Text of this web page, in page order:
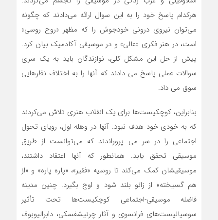
هرکدام پاسخ خود را به این سوال ارائه می‌دادند که چگونه
می‌توان نیروی درونی خودجوش را که مظهر «روح روسی»
است، در هنر فکری «عالی» و در موسیقی آکادمیک بیان کرد.
پیش از حل این مشکل کلی، نوازندگان باید به یک سری
سوالات عملی پاسخ می دادند که آنها را به اختلاف نظرهایی
سوق می داد.
بنابراین، کوچکیست‌ها برای یک انقلاب هنری تلاش می‌کردند
که به خودی خود هدف نبود. آنها در وهله اول، رویای تحول
اجتماعی را در سر می پروراندند که می‌توانست از طریق
موسیقی تحقق یابد. همانطور که آنها اعتقاد داشتند،
موسیقی‎شان کمک می‌کند تا روسیه «فقیر»، «پاره پاره» و «از
هم گسیخته» از زانو بلند شود و اوج بگیرد. چنین مدینه
فاضله موسیقی-اجتماعی کوچکیست‌ها تحت تأثیر
سوسیالیست‌های فرانسوی و آثار چرنیشفسکی، دابرالیوبوف